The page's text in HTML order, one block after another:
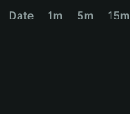
Bahasa Indonesia
Date 1m 5m 15m